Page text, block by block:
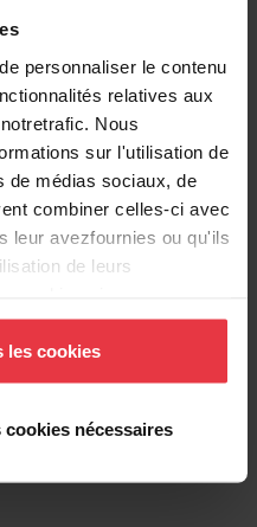
personnaliser le contenu
relatives aux
Nous
sur l'utilisation de
de médias sociaux, de
combiner celles-ci avec
leur avezfournies ou qu'ils
de leurs
les cookies
nécessaires